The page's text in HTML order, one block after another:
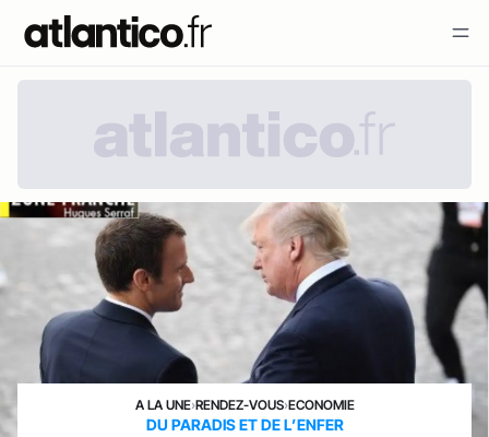
A LA UNE›RENDEZ-VOUS›ECONOMIE
DU PARADIS ET DE L’ENFER